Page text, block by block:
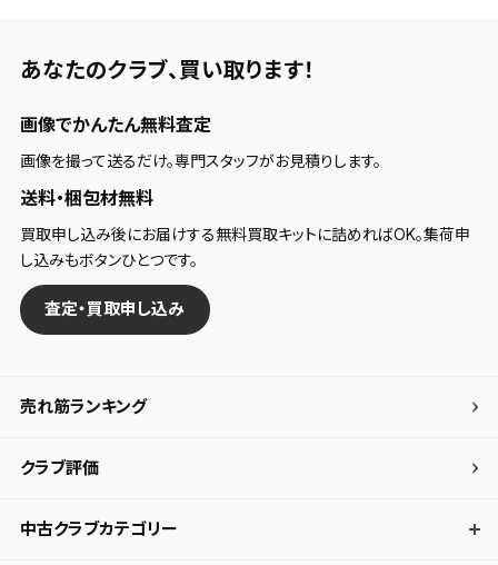
あなたのクラブ、 買い取ります！
画像でかんたん無料査定
画像を撮って送るだけ。専門スタッフがお見積りします。
送料・梱包材無料
買取申し込み後にお届けする無料買取キットに詰めればOK。集荷申
し込みもボタンひとつです。
査定・買取申し込み
売れ筋ランキング
クラブ評価
中古クラブカテゴリー